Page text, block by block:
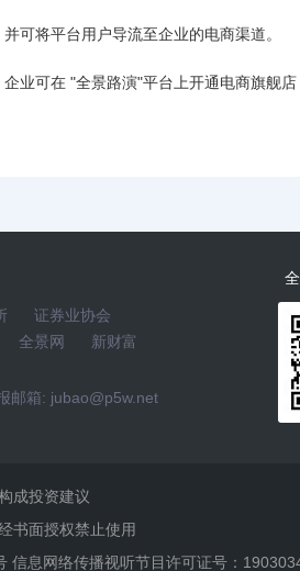
可将平台用户导流至企业的电商渠道。
业可在 "全景路演"平台上开通电商旗舰
证券业协会
全景网
新财富
邮箱: jubao@p5w.net
成投资建议
书面授权禁止使用
信息网络传播视听节目许可证号：